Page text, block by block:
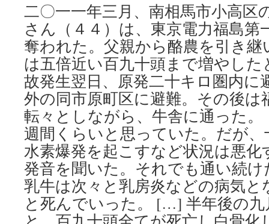
二〇一一年三月、南相馬市小高区
さん（４４）は、東京電力福島第
奪われた。父親から酪農を引き継
は五倍近い百九十頭まで増やし
故発生翌日、原発二十キロ圏内に
外の同市原町区に避難。その後は
転々としながら、牛舎に通った
週間くらいと思っていた。だが
水素爆発を起こすなど状況は悪化
発音を聞いた。それでも通い続
乳牛は次々と乳房炎などの病気と
と死んでいった。 […] 半年後の